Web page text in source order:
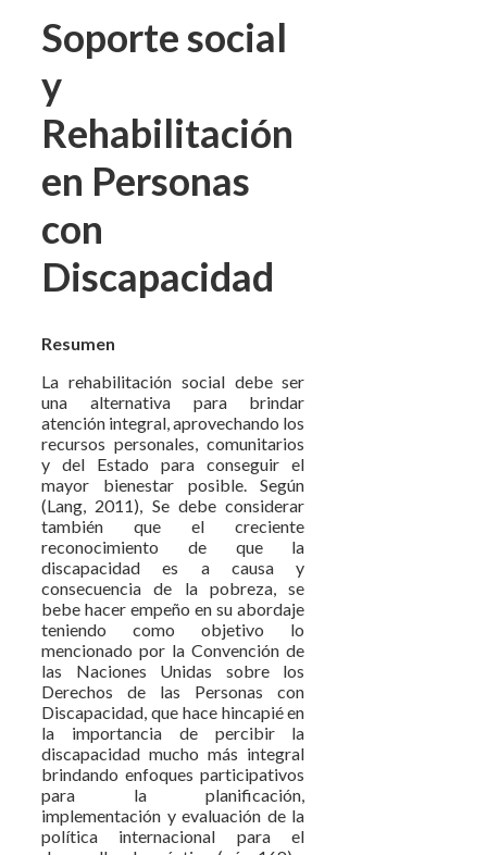
Soporte social
y
Rehabilitación
en Personas
con
Discapacidad
Resumen
La rehabilitación social debe ser
una alternativa para brindar
atención integral, aprovechando los
recursos personales, comunitarios
y del Estado para conseguir el
mayor bienestar posible. Según
(Lang, 2011), Se debe considerar
también que el creciente
reconocimiento de que la
discapacidad es a causa y
consecuencia de la pobreza, se
bebe hacer empeño en su abordaje
teniendo como objetivo lo
mencionado por la Convención de
las Naciones Unidas sobre los
Derechos de las Personas con
Discapacidad, que hace hincapié en
la importancia de percibir la
discapacidad mucho más integral
brindando enfoques participativos
para la planificación,
implementación y evaluación de la
política internacional para el